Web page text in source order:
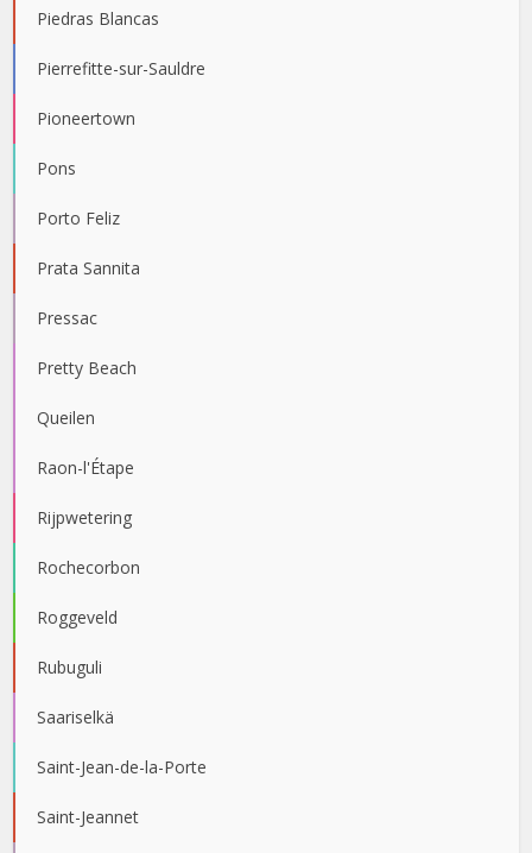
Piedras Blancas
Pierrefitte-sur-Sauldre
Pioneertown
Pons
Porto Feliz
Prata Sannita
Pressac
Pretty Beach
Queilen
Raon-l'Étape
Rijpwetering
Rochecorbon
Roggeveld
Rubuguli
Saariselkä
Saint-Jean-de-la-Porte
Saint-Jeannet